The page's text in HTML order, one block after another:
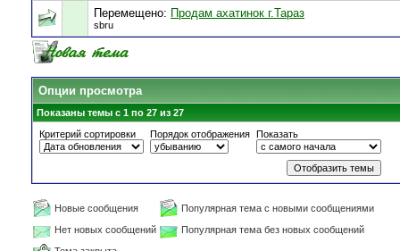
Перемещено: Продам ахатинок г.Тараз
sbru
Опции просмотра
Показаны темы с 1 по 27 из 27
Критерий сортировки
Порядок отображения Показать
Новые сообщения
Популярная тема с новыми сообщениями
Нет новых сообщений
Популярная тема без новых сообщений